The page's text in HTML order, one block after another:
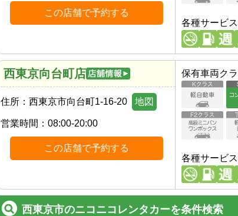
この店舗で予約する
各種サービス
西東京向台町店
住所： 西東京市向台町1-16-20 地図
営業時間： 08:00-20:00
この店舗で予約する
保有車両ク
各種サービス
西東京市のニコニコレンタカーを条件検索